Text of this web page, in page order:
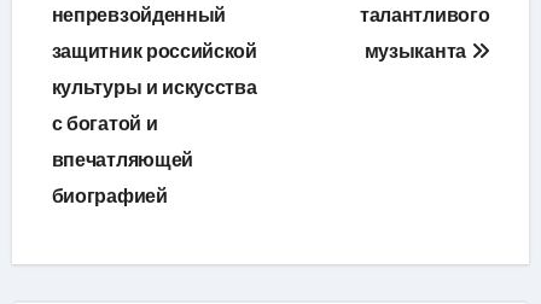
непревзойденный
защитник российской
культуры и искусства
с богатой и
впечатляющей
биографией
талантливого
музыканта